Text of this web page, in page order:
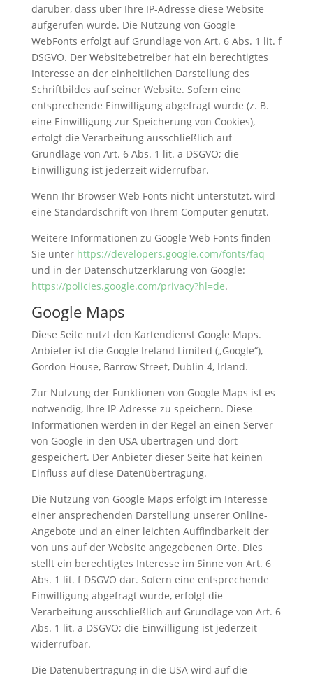
darüber, dass über Ihre IP-Adresse diese Website
aufgerufen wurde. Die Nutzung von Google
WebFonts erfolgt auf Grundlage von Art. 6 Abs. 1 lit. f
DSGVO. Der Websitebetreiber hat ein berechtigtes
Interesse an der einheitlichen Darstellung des
Schriftbildes auf seiner Website. Sofern eine
entsprechende Einwilligung abgefragt wurde (z. B.
eine Einwilligung zur Speicherung von Cookies),
erfolgt die Verarbeitung ausschließlich auf
Grundlage von Art. 6 Abs. 1 lit. a DSGVO; die
Einwilligung ist jederzeit widerrufbar.
Wenn Ihr Browser Web Fonts nicht unterstützt, wird
eine Standardschrift von Ihrem Computer genutzt.
Weitere Informationen zu Google Web Fonts finden
Sie unter https://developers.google.com/fonts/faq
und in der Datenschutzerklärung von Google:
https://policies.google.com/privacy?hl=de.
Google Maps
Diese Seite nutzt den Kartendienst Google Maps.
Anbieter ist die Google Ireland Limited („Google“),
Gordon House, Barrow Street, Dublin 4, Irland.
Zur Nutzung der Funktionen von Google Maps ist es
notwendig, Ihre IP-Adresse zu speichern. Diese
Informationen werden in der Regel an einen Server
von Google in den USA übertragen und dort
gespeichert. Der Anbieter dieser Seite hat keinen
Einfluss auf diese Datenübertragung.
Die Nutzung von Google Maps erfolgt im Interesse
einer ansprechenden Darstellung unserer Online-
Angebote und an einer leichten Auffindbarkeit der
von uns auf der Website angegebenen Orte. Dies
stellt ein berechtigtes Interesse im Sinne von Art. 6
Abs. 1 lit. f DSGVO dar. Sofern eine entsprechende
Einwilligung abgefragt wurde, erfolgt die
Verarbeitung ausschließlich auf Grundlage von Art. 6
Abs. 1 lit. a DSGVO; die Einwilligung ist jederzeit
widerrufbar.
Die Datenübertragung in die USA wird auf die